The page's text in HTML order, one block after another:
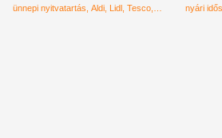
ünnepi nyitvatartás Aldi Lidl Tesco
nyári